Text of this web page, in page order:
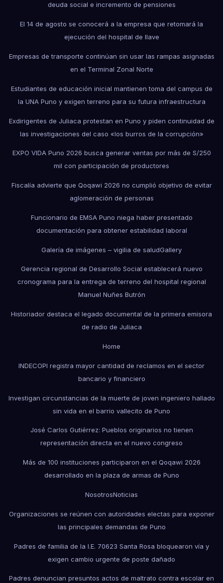
deuda social e incremento de pensiones
El 14 de agosto se conocerá a la empresa que retomará la
ejecución del hospital de Ilave
Empresas de transporte continúan sin usar las rampas asignadas
en el Terminal Zonal Norte
Estudiantes de educación inicial mantienen toma del campus de
la UNA Puno y exigen terreno para su futura infraestructura
Exdirigentes de Juliaca protestan en Puno y piden continuidad de
las investigaciones del caso «los burros de la corrupción»
EXPO VIDA Puno 2026 busca generar ventas por más de S/250
mil con participación de productores
Fiscalía advierte que Qoqawi 2026 no cumplió objetivo de evitar
aglomeración de personas
Funcionario de EMSA Puno niega haber presentado
documentación para obtener estabilidad laboral
Galería de imágenes – vigilia de saludGallery
Gerencia regional de Desarrollo Social establecerá nuevo
cronograma para la entrega de terreno del hospital regional
Manuel Nuñes Butrón
Historiador destaca el legado documental de la primera emisora
de radio de Juliaca
Home
INDECOPI registra mayor cantidad de reclamos en el sector
bancario y financiero
Investigan circunstancias de la muerte de joven ingeniero hallado
sin vida en el barrio vallecito de Puno
José Carlos Gutiérrez: Pueblos originarios no tienen
representación directa en el nuevo congreso
Más de 100 instituciones participaron en el Qoqawi 2026
desarrollado en la plaza de armas de Puno
NosotrosNoticias
Organizaciones se reúnen con autoridades electas para exponer
las principales demandas de Puno
Padres de familia de la I.E. 70623 Santa Rosa bloquearon vía y
exigen cambio urgente de poste dañado
Padres denuncian presuntos actos de maltrato contra escolar en